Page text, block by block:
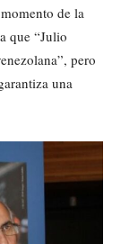
de la
que “Julio
pero
una